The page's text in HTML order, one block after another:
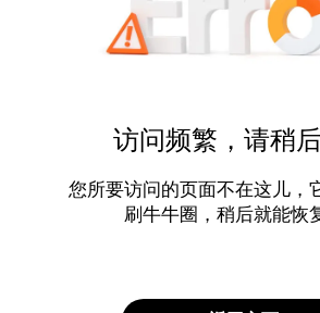
访问频繁，请稍
您所要访问的页面不在这儿，
刷牛牛圈，稍后就能恢